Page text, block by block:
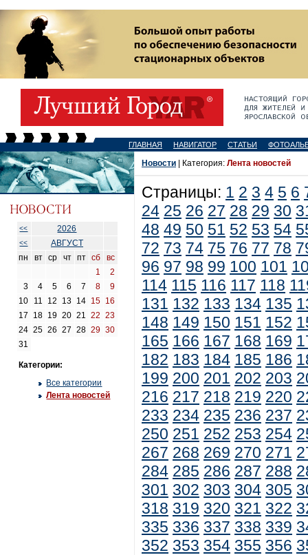
ГЛАВНАЯ НАВИГАТОР СТАТЬИ
<< 2026
<<
АВГУСТ
пн
вт ср чт пт сб
вс
1
2
3
4 5 6 7 8
9
10
11 12 13 14 15 16
17
18 19 20 21 22
23
24 25 26 27 28 29 30
31
Категории:
Все категории
Лента новостей
Новости | Категория: Лента новостей
Страницы: 1 2 3 4 5 6
24 25 26 27 28 29 30
48 49 50 51 52 53 54
72 73 74 75 76 77 78
96 97 98 99 100 101
114 115 116 117 118
131 132 133 134 135
148 149 150 151 152
165 166 167 168 169
182 183 184 185 186
199 200 201 202 203
216 217 218 219 220
233 234 235 236 237
250 251 252 253 254
267 268 269 270 271
284 285 286 287 288
301 302 303 304 305
318 319 320 321 322
335 336 337 338 339
352 353 354 355 356